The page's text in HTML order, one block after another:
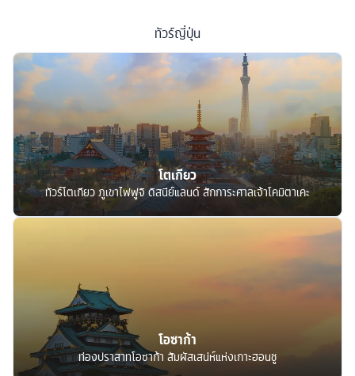
ทัวร์ญี่ปุ่น
โตเกียว
ทัวร์โตเกียว ภูเขาไฟฟูจิ ดิสนีย์แลนด์ สักการะศาลเจ้าโคมิตาเคะ
โอซาก้า
ท่องปราสาทโอซาก้า สัมผัสเสน่ห์แห่งเกาะฮอนชู